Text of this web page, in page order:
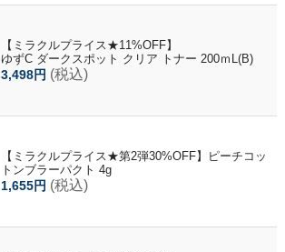
【ミラクルプライス★11%OFF】
ゆずC ダークスポット クリア トナー 200ｍL(B)
3,498円 (税込)
【ミラクルプライス★第2弾30%OFF】ピーチコッ
トンブラーパクト 4g
1,655円 (税込)